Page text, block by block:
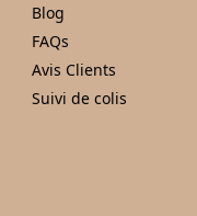
Blog
FAQs
Avis Clients
Suivi de colis